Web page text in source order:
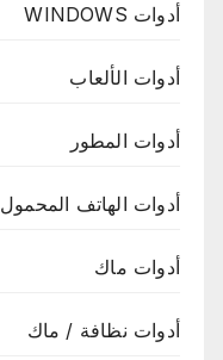
أدوات WINDOWS
أدوات الألعاب
أدوات المطور
أدوات الهاتف المحمول
أدوات ماك
أدوات نظافة / ماك